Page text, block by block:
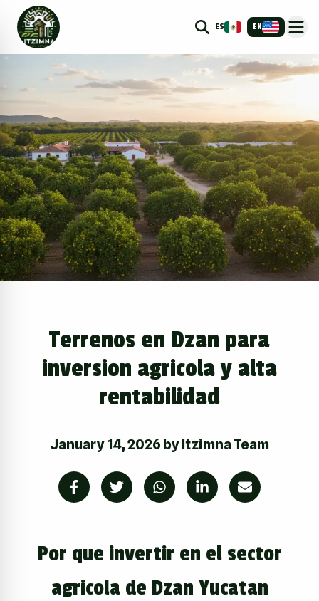
ES EN
Terrenos en Dzan para
inversion agricola y alta
rentabilidad
January 14, 2026 byItzimna Team
Por que invertir en el sector
agricola de Dzan Yucatan